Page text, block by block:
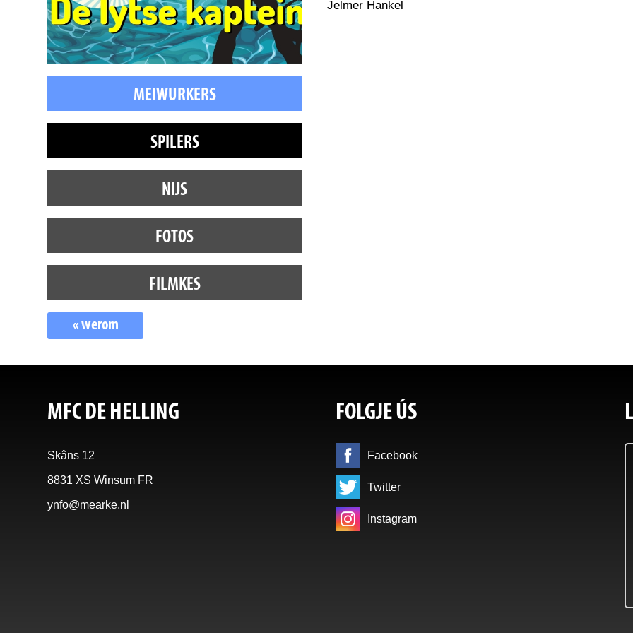
MEIWURKERS
SPILERS
NIJS
FOTOS
FILMKES
« werom
Jelmer Hankel
MFC DE HELLING
Skâns 12
8831 XS Winsum FR
ynfo@mearke.nl
FOLGJE ÚS
Facebook
Twitter
Instagram